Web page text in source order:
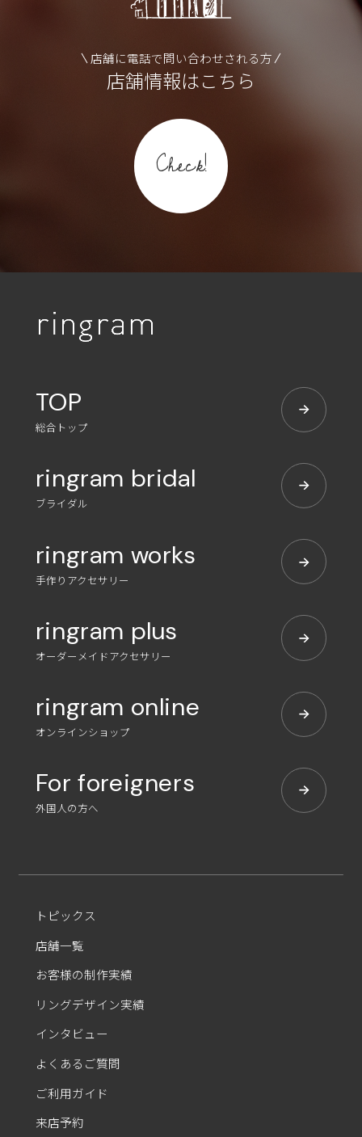
店舗に電話で問い合わせされる方
店舗情報はこちら
Check!
TOP
総合トップ
ringram bridal
ブライダル
ringram works
手作りアクセサリー
ringram plus
オーダーメイドアクセサリー
ringram online
オンラインショップ
For foreigners
外国人の方へ
トピックス
店舗一覧
お客様の制作実績
リングデザイン実績
インタビュー
よくあるご質問
ご利用ガイド
来店予約